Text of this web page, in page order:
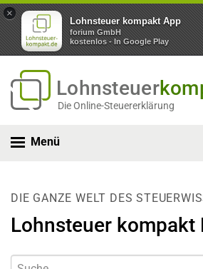
×
Lohnsteuer kompakt App
forium GmbH
kostenlos - In Google Play
Lohnsteuer
Die Online-Steuererklärung
Menü
DIE GANZE WELT DES
Lohnsteuer kompakt